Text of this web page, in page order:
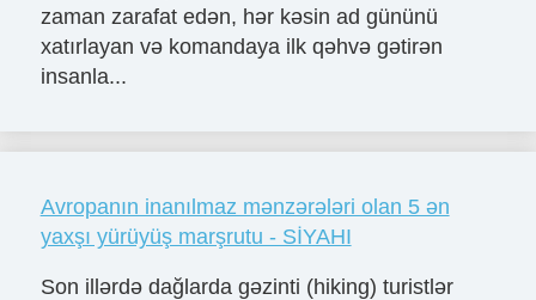
zaman zarafat edən, hər kəsin ad gününü
xatırlayan və komandaya ilk qəhvə gətirən
insanla...
Avropanın inanılmaz mənzərələri olan 5 ən
yaxşı yürüyüş marşrutu - SİYAHI
Son illərdə dağlarda gəzinti (hiking) turistlər